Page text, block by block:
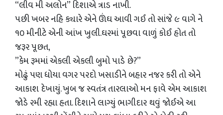
“લીવ મી અલોન” દિશાએ ત્રાડ નાખી.
પછી ખબર નહિ ક્યારે એને ઊંઘ આવી ગઈ તો સાંજે ૯ વાગે ને
૧૦ મીનીટે એની આંખ ખુલી.ઘરમાં પૂછવા વાળું કોઈ હોત તો
જરૂર પૂછત,
”કેમ રૂમમાં એકલી એકલી બુમો પાડે છે?”
મોઢું પણ ધોયા વગર પરદો ખસાડીને બહાર નજર કરી તો એને
આકાશ દેખાયું. ખુબ જ સ્વતંત્ર તારલાઓ મન ફાવે એમ આકાશ
જોડે રમી રહ્યા હતા. દિશાને લાગ્યું ભાગીદાર થવું જોઈએ આ